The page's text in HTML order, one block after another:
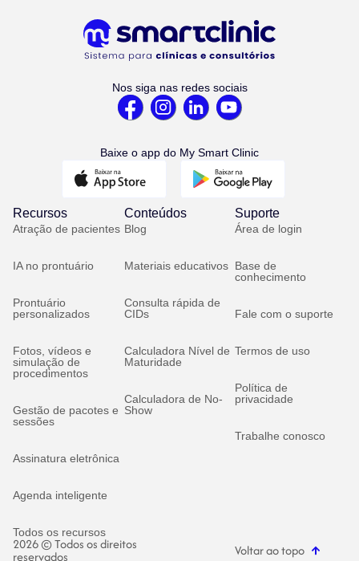
Nos siga nas redes sociais
Baixe o app do My Smart Clinic
Recursos
Atração de pacientes
IA no prontuário
Prontuário
personalizados
Fotos, vídeos e
simulação de
procedimentos
Gestão de pacotes e
sessões
Assinatura eletrônica
Agenda inteligente
Todos os recursos
Conteúdos
Blog
Materiais educativos
Consulta rápida de
CIDs
Calculadora Nível de
Maturidade
Calculadora de No-
Show
Suporte
Área de login
Base de
conhecimento
Fale com o suporte
Termos de uso
Política de
privacidade
Trabalhe conosco
2026 © Todos os direitos
reservados Voltar ao topo